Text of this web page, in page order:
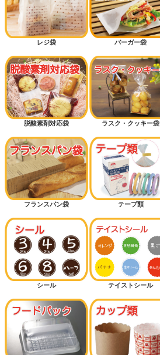
カッコイイ
カワイイ
ギフトラッピング
ハロウィン
クリスマス
おむつ袋・防臭袋
メロンパン
ドッグパン
菓子パン（保湿が必要なパン）
クロワッサン
バーガー
カンパーニュ（大きいパン）
細長パン
レジ袋 バーガー袋
脱酸素剤対応袋 ラスク・クッキー袋
フランスパン袋 テープ類
シール テイストシール